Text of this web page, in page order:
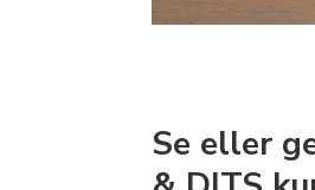
Se eller